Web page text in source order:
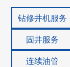
钻修井机服务
固井服务
连续油管